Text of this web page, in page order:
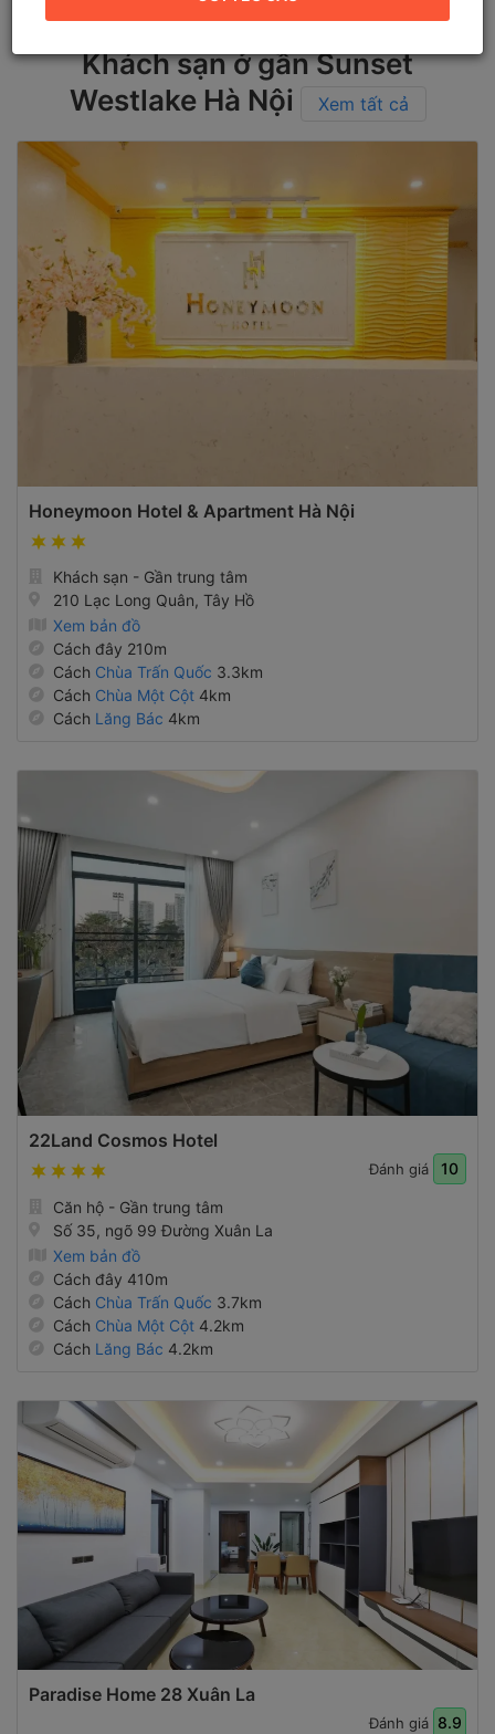
Khách sạn ở gần Sunset
Westlake Hà Nội
Xem tất cả
Honeymoon Hotel & Apartment Hà Nội
Khách sạn - Gần trung tâm
210 Lạc Long Quân, Tây Hồ
Xem bản đồ
Cách đây 210m
Cách Chùa Trấn Quốc 3.3km
Cách Chùa Một Cột 4km
Cách Lăng Bác 4km
22Land Cosmos Hotel
Đánh giá 10
Căn hộ - Gần trung tâm
Số 35, ngõ 99 Đường Xuân La
Xem bản đồ
Cách đây 410m
Cách Chùa Trấn Quốc 3.7km
Cách Chùa Một Cột 4.2km
Cách Lăng Bác 4.2km
Paradise Home 28 Xuân La
Đánh giá 8.9